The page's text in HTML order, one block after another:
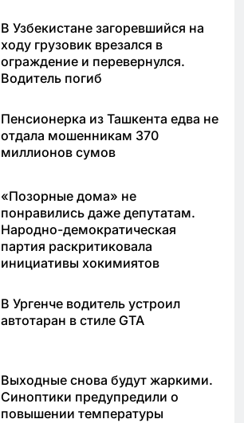
В Узбекистане загоревшийся на
ходу грузовик врезался в
ограждение и перевернулся.
Водитель погиб
Пенсионерка из Ташкента едва не
отдала мошенникам 370
миллионов сумов
«Позорные дома» не
понравились даже депутатам.
Народно-демократическая
партия раскритиковала
инициативы хокимиятов
В Ургенче водитель устроил
автотаран в стиле GTA
Выходные снова будут жаркими.
Синоптики предупредили о
повышении температуры